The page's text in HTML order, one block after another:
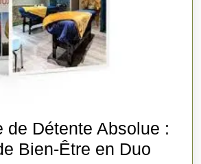
de Détente Absolue :
Bien-Être en Duo